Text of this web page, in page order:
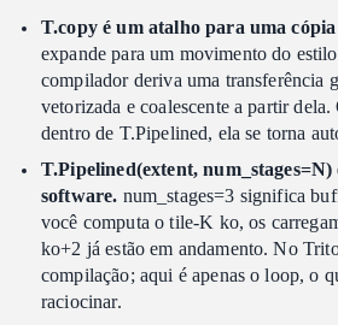
T.copy é um atalho para uma
expande para um movimento do
compilador deriva uma transferência
vetorizada e coalescente a partir
dentro de T.Pipelined, ela se torna
T.Pipelined(extent,
software. num_stages=3 significa
você computa o tile-K ko, os
ko+2 já estão em andamento. No
compilação; aqui é apenas o loop, o
raciocinar.